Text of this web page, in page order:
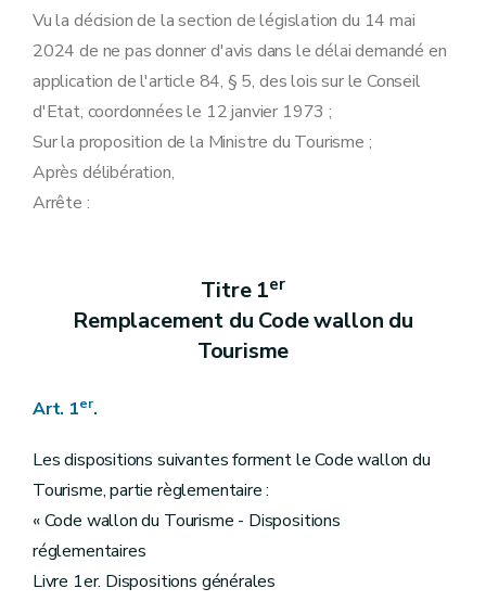
Vu la décision de la section de législation du 14 mai
2024 de ne pas donner d'avis dans le délai demandé en
application de l'article 84, § 5, des lois sur le Conseil
d'Etat, coordonnées le 12 janvier 1973 ;
Sur la proposition de la Ministre du Tourisme ;
Après délibération,
Arrête :
Titre 1er
Remplacement du Code wallon du
Tourisme
Art. 1er.
Les dispositions suivantes forment le Code wallon du
Tourisme, partie règlementaire :
« Code wallon du Tourisme - Dispositions
réglementaires
Livre 1er. Dispositions générales